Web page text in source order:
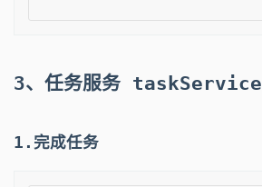
3、任务服务 taskService
1.完成任务